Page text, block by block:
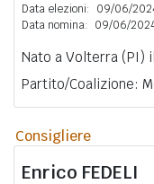
Data elezioni:
09/06/
Data nomina:
09/06/
Nato a Volterra (PI)
Partito/Coalizione:
Consigliere
Enrico FEDELI